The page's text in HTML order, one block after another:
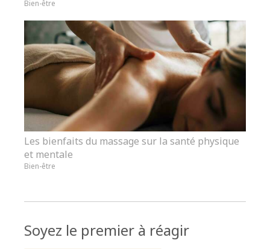
Bien-être
Les bienfaits du massage sur la santé physique
et mentale
Bien-être
Soyez le premier à réagir